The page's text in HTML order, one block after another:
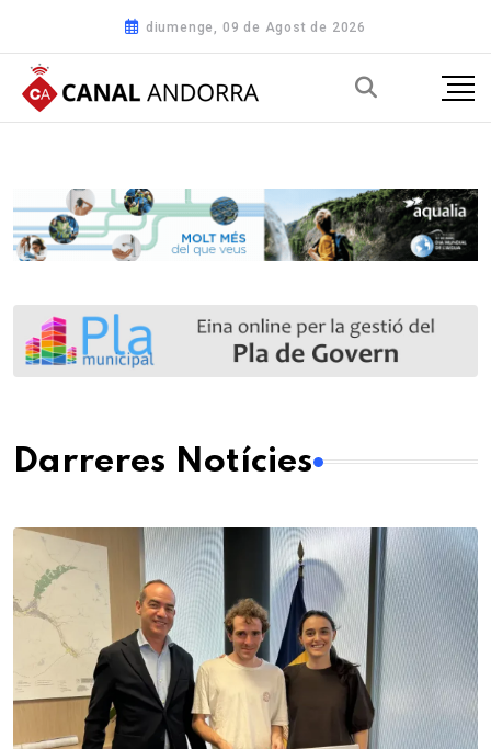
diumenge, 09 de Agost de 2026
Darreres Notícies